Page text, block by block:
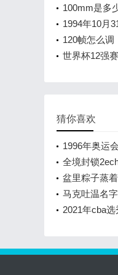
100mm是多
1994年10月
120帧怎么
世界杯12强
猜你喜欢
1996年奥运
男单决赛？）
全境封锁
盆里粽子蒸
马克吐温名
2021年cba